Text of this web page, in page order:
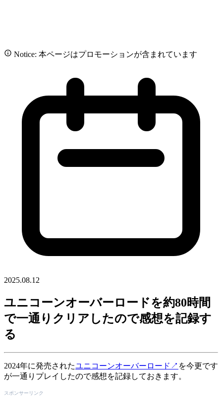
Notice: 本ページはプロモーションが含まれています
2025.08.12
ユニコーンオーバーロードを約80時間
で一通りクリアしたので感想を記録す
る
2024年に発売されたユニコーンオーバーロード ↗ を今更です
が一通りプレイしたので感想を記録しておきます。
スポンサーリンク